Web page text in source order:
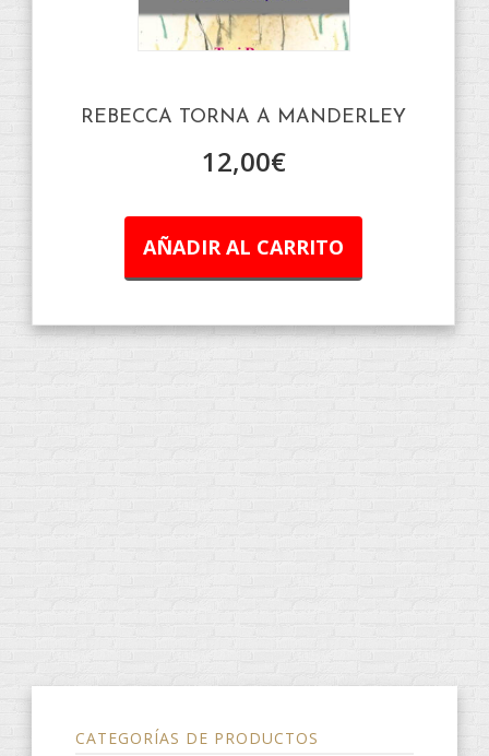
REBECCA TORNA A MANDERLEY
12,00€
AÑADIR AL CARRITO
CATEGORÍAS DE PRODUCTOS